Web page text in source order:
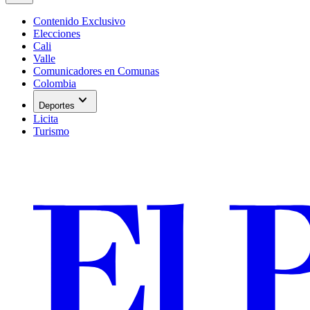
Contenido Exclusivo
Elecciones
Cali
Valle
Comunicadores en Comunas
Colombia
Deportes expand_more
Licita
Turismo